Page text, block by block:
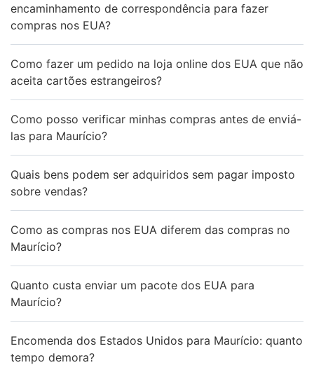
encaminhamento de correspondência para fazer
compras nos EUA?
Como fazer um pedido na loja online dos EUA que não
aceita cartões estrangeiros?
Como posso verificar minhas compras antes de enviá-
las para Maurício?
Quais bens podem ser adquiridos sem pagar imposto
sobre vendas?
Como as compras nos EUA diferem das compras no
Maurício?
Quanto custa enviar um pacote dos EUA para
Maurício?
Encomenda dos Estados Unidos para Maurício: quanto
tempo demora?